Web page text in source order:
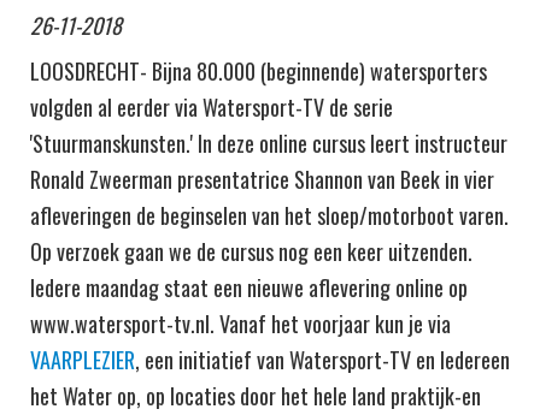
26-11-2018
LOOSDRECHT- Bijna 80.000 (beginnende) watersporters
volgden al eerder via Watersport-TV de serie
'Stuurmanskunsten.' In deze online cursus leert instructeur
Ronald Zweerman presentatrice Shannon van Beek in vier
afleveringen de beginselen van het sloep/motorboot varen.
Op verzoek gaan we de cursus nog een keer uitzenden.
Iedere maandag staat een nieuwe aflevering online op
www.watersport-tv.nl. Vanaf het voorjaar kun je via
VAARPLEZIER, een initiatief van Watersport-TV en Iedereen
het Water op, op locaties door het hele land praktijk-en